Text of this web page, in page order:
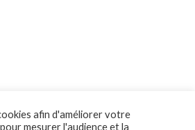
afin d'améliorer votre
mesurer l'audience et la